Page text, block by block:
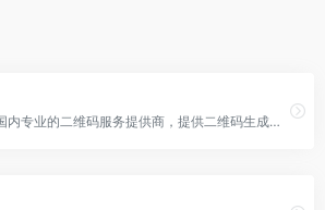
草料二维码是国内专业的二维码服务提供商，提供二维码生成，美化，印制，管理，统计等服务，帮助企业通过二维码展示信息并采集线下数据，提升营销和管理效率。